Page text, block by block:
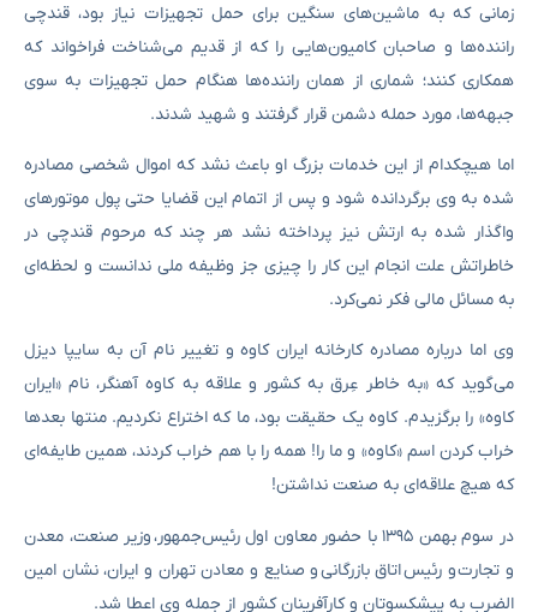
زمانی که به ماشین‌های سنگین برای حمل تجهیزات نیاز بود، قندچی
راننده‌ها و صاحبان کامیون‌هایی را که از قدیم می‌شناخت فراخواند که
همکاری کنند؛ شماری از همان راننده‌ها هنگام حمل تجهیزات به سوی
جبهه‌ها، مورد حمله دشمن قرار گرفتند و شهید شدند.
اما هیچکدام از این خدمات بزرگ او باعث نشد که اموال شخصی مصادره
شده به وی برگردانده شود و پس از اتمام این قضایا حتی پول موتورهای
واگذار شده به ارتش نیز پرداخته نشد هر چند که مرحوم قندچی در
خاطراتش علت انجام این کار را چیزی جز وظیفه ملی ندانست و لحظه‌ای
به مسائل مالی فکر نمی‌کرد.
وی اما درباره مصادره کارخانه ایران کاوه و تغییر نام آن به سایپا دیزل
می‌گوید که «به خاطر عِرق به کشور و علاقه به کاوه آهنگر، نام «ایران
کاوه» را برگزیدم. کاوه یک حقیقت بود، ما که اختراع نکردیم. منتها بعدها
خراب کردن اسم «کاوه» و ما را! همه را با هم خراب کردند، همین طایفه‌ای
که هیچ علاقه‌ای به صنعت نداشتن!
در سوم بهمن ۱۳۹۵ با حضور معاون اول رئیس‌جمهور، وزیر صنعت، معدن
و تجارت و رئیس اتاق بازرگانی و صنایع و معادن تهران و ایران، نشان امین
الضرب به پیشکسوتان و کارآفرینان کشور از جمله وی اعطا شد.